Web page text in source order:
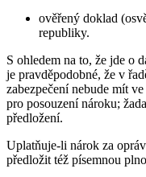
ověřený doklad
republiky.
S ohledem na to, že jde o
je pravděpodobné, že v
zabezpečení nebude mít
pro posouzení nároku;
předložení.
Uplatňuje-li nárok za
předložit též písemnou